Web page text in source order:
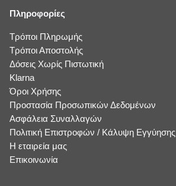
Πληροφορίες
Τρόποι Πληρωμής
Τρόποι Αποστολής
Δόσεις Χωρίς Πιστωτική
Klarna
Όροι Χρήσης
Προστασία Προσωπικών Δεδομένων
Ασφάλεια Συναλλαγών
Πολιτική Επιστροφών / Κάλυψη Εγγύησης
Η εταιρεία μας
Επικοινωνία